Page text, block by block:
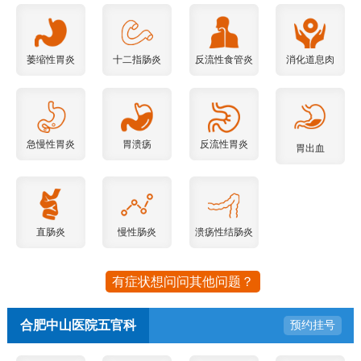
萎缩性胃炎 十二指肠炎 反流性食管炎 消化道息肉
急慢性胃炎 胃溃疡 反流性胃炎 胃出血
直肠炎 慢性肠炎 溃疡性结肠炎
有症状想问问其他问题？
合肥中山医院五官科 预约挂号